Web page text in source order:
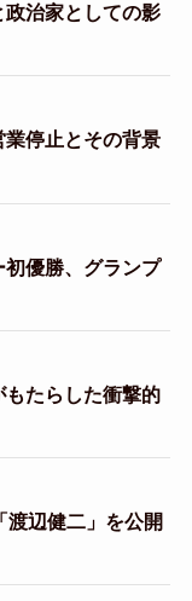
治家としての影
停止とその背景
優勝、グランプ
たらした衝撃的
渡辺健二」を公開